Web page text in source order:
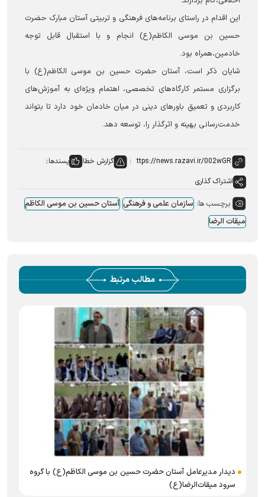
این اقدام در راستای برنامه‌های فرهنگی و تربیتی آستان مبارک حضرت
حسین بن موسی الکاظم(ع) انجام و با استقبال قابل توجه
خادمین،همراه بود.
شایان ذکر است، آستان حضرت حسین بن موسی الکاظم(ع) با
برگزاری مستمر کارگاه‌های تخصصی، اهتمام ویژه‌ای به آموزش‌های
کاربردی و تعمیق باورهای دینی در میان خادمان خود دارد تا بتواند
خدمت‌رسانی بهینه و اثرگذار را، توسعه دهد.
گزارش خطا
پسندها:
اشتراک گذاری
برچسب ها: سازمان علمی و فرهنگی آستان حسین بن موسی الکاظم
میقات الرضا
مطالب مرتبط
دیدار مدیرعامل آستان حضرت حسین بن موسی الکاظم(ع) با گروه
سرود میقات‌الرضا(ع)